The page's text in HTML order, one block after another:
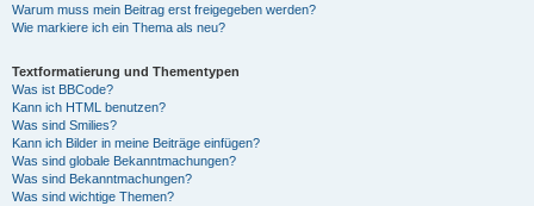
Warum muss mein Beitrag erst freigegeben werden?
Wie markiere ich ein Thema als neu?
Textformatierung und Thementypen
Was ist BBCode?
Kann ich HTML benutzen?
Was sind Smilies?
Kann ich Bilder in meine Beiträge einfügen?
Was sind globale Bekanntmachungen?
Was sind Bekanntmachungen?
Was sind wichtige Themen?